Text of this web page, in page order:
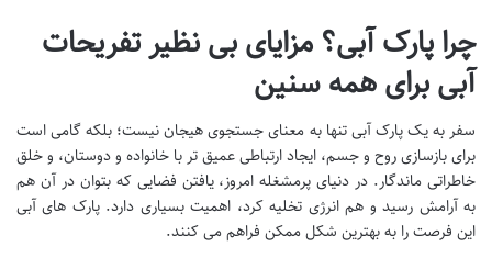
چرا پارک آبی؟ مزایای بی نظیر تفریحات
آبی برای همه سنین
سفر به یک پارک آبی تنها به معنای جستجوی هیجان نیست؛ بلکه گامی است
برای بازسازی روح و جسم، ایجاد ارتباطی عمیق تر با خانواده و دوستان، و خلق
خاطراتی ماندگار. در دنیای پرمشغله امروز، یافتن فضایی که بتوان در آن هم
به آرامش رسید و هم انرژی تخلیه کرد، اهمیت بسیاری دارد. پارک های آبی
این فرصت را به بهترین شکل ممکن فراهم می کنند.